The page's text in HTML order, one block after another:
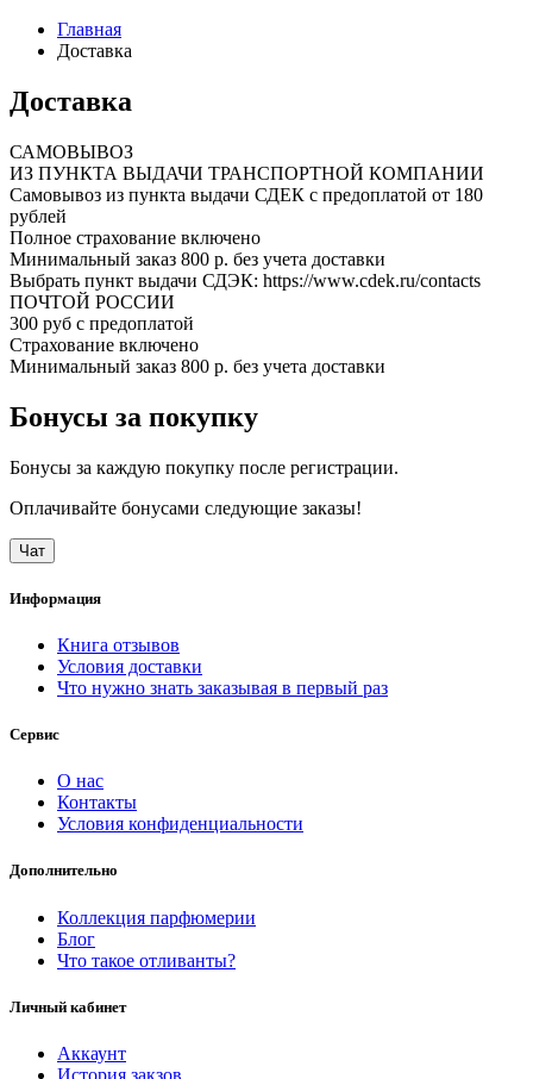
Главная
Доставка
Доставка
САМОВЫВОЗ
ИЗ ПУНКТА ВЫДАЧИ ТРАНСПОРТНОЙ КОМПАНИИ
Самовывоз из пункта выдачи СДЕК с предоплатой от 180
рублей
Полное страхование включено
Минимальный заказ 800 р. без учета доставки
Выбрать пункт выдачи СДЭК: https://www.cdek.ru/contacts
ПОЧТОЙ РОССИИ
300 руб с предоплатой
Страхование включено
Минимальный заказ 800 р. без учета доставки
Бонусы за покупку
Бонусы за каждую покупку после регистрации.
Оплачивайте бонусами следующие заказы!
Чат
Информация
Книга отзывов
Условия доставки
Что нужно знать заказывая в первый раз
Сервис
О нас
Контакты
Условия конфиденциальности
Дополнительно
Коллекция парфюмерии
Блог
Что такое отливанты?
Личный кабинет
Аккаунт
История закзов